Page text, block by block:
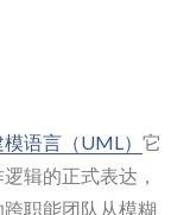
语言（UML） 它
辑的正式表达，
职能团队从模糊